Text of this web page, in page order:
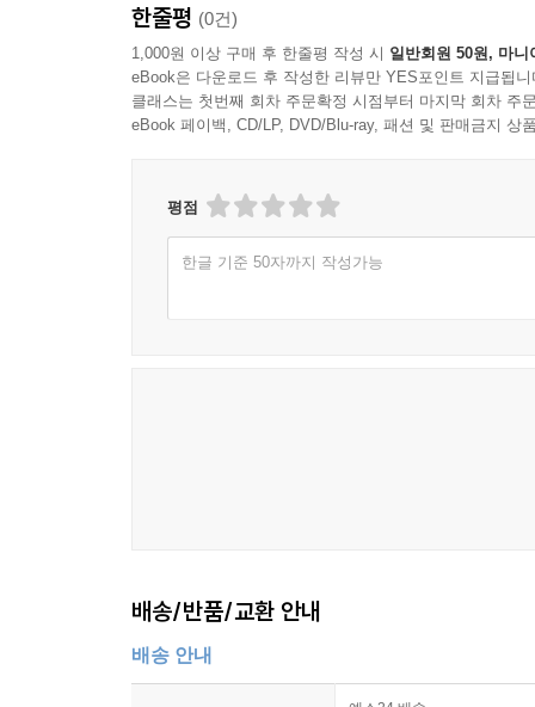
배움은 평등하게, 미래는 당당하게 221
광주에서 시작하는 미래를 배우는 교실 226
삶의 품격을 높이는 광주교육 230
아이들의 건강과 행복을 키우는 광주형 키움 프로
학생 중심의 교육환경, 미래로 가는 길 251
‘광주정신’을 광주교육의 핵심으로 297
‘노동’이 당당해야 진정한 인권도시 광주다 301
기술 강국의 미래, 과학기술교육에 달려 있다 305
웃음을 지어줄 테니까.
- 김권섭 (금호고 동기, 전남대학교 약학대학 교수)
한줄평 (0건)
1,000원 이상 구매 후 한줄평 작성 시 일반회원 50원, 마니
eBook은 다운로드 후 작성한 리뷰만 YES포인트 지급됩니
클래스는 첫번째 회차 주문확정 시점부터 마지막 회차 주
eBook 페이백, CD/LP, DVD/Blu-ray, 패션 및 판매금지 상
평점
한글 기준 50자까지 작성가능
배송/반품/교환 안내
배송 안내